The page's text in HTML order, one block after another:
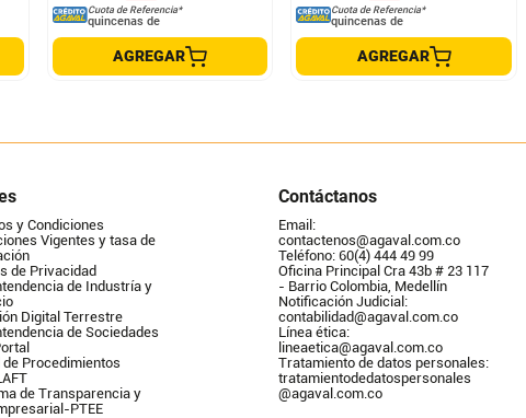
Cuota de Referencia*
quincenas de
AGREGAR
Cuota de Referencia*
quincenas de
AGREGAR
y Condiciones
Vigentes y tasa de
de Privacidad
de Industría y
Digital Terrestre
de Sociedades
de Procedimientos
de Transparencia y
PTEE
Contáctanos
Email:
contactenos@agaval.com.co
Teléfono: 60(4) 444 49 99
Oficina Principal Cra 43b # 23 117
- Barrio Colombia, Medellín
Notificación Judicial:
contabilidad@agaval.com.co
Línea ética:
lineaetica@agaval.com.co
Tratamiento de datos personales:
tratamientodedatospersonales
@agaval.com.co